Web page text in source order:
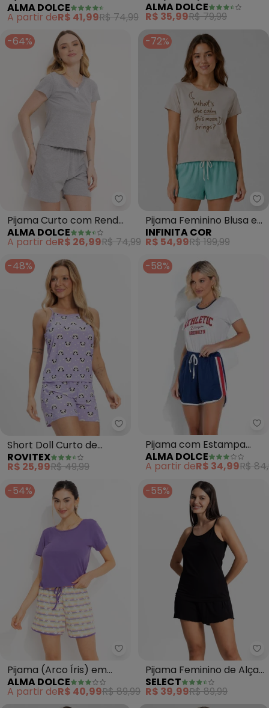
Estampa Lettering
(Chumbo)
ALMA DOLCE
A partir deR$ 41,99R$ 74,99
Detalhe nas Costas
(Cinza)
ALMA DOLCE
R$ 35,99R$ 79,99
-64%
Alma Dolce - Pijama Curto
Pijama Curto com Renda
(Mescla)
ALMA DOLCE
A partir deR$ 26,99R$ 74,99
-72%
Pijama Feminino Blusa e
Short (Azul)
INFINITA COR
R$ 54,99R$ 199,99
-48%
Rovitex - Short Doll Curto de
Short Doll Curto de
Liganete Bella Ana (Roxo)
ROVITEX
R$ 25,99R$ 49,99
-58%
Pijama com Estampa
(Branco e Azul Marinho)
ALMA DOLCE
A partir deR$ 34,99R$
-54%
Alma Dolce - Pijama (Arco Íris)
Pijama (Arco Íris) em
Malha Suede
ALMA DOLCE
A partir deR$ 40,99R$ 89,99
-55%
Pijama Feminino de Alças
(Preto)
SELECT
R$ 39,99R$ 89,99